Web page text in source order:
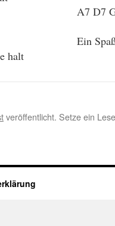
halt
A7 D7
Ein
veröffentlicht. Setze ein